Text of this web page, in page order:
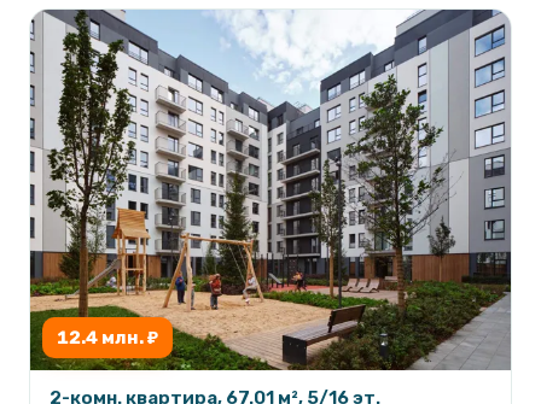
12.4 млн. ₽
2-комн. квартира, 67.01 м², 5/16 эт.